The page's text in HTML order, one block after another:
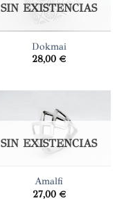
SIN EXISTENCIAS
Dokmai
28,00 €
SIN EXISTENCIAS
Amalfi
27,00 €